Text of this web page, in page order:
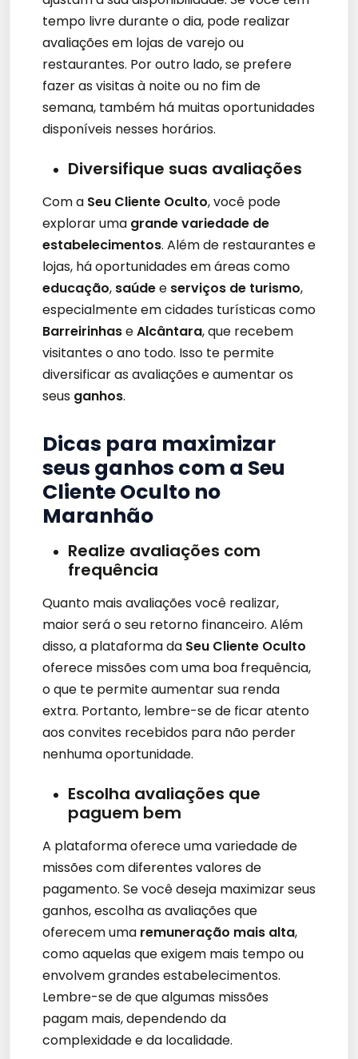
tempo livre durante o dia, pode realizar
avaliações em lojas de varejo ou
restaurantes. Por outro lado, se prefere
fazer as visitas à noite ou no fim de
semana, também há muitas oportunidades
disponíveis nesses horários.
Diversifique suas avaliações
Com a Seu Cliente Oculto, você pode
explorar uma grande variedade de
estabelecimentos. Além de restaurantes e
lojas, há oportunidades em áreas como
educação, saúdee serviços de turismo,
especialmente em cidades turísticas como
BarreirinhaseAlcântara, que recebem
visitantes o ano todo. Isso te permite
diversificar as avaliações e aumentar os
seus ganhos.
Dicas para maximizar
seus ganhos com a Seu
Cliente Oculto no
Maranhão
Realize avaliações com
frequência
Quanto mais avaliações você realizar,
maior será o seu retorno financeiro. Além
disso, a plataforma da Seu Cliente Oculto
oferece missões com uma boa frequência,
o que te permite aumentar sua renda
extra. Portanto, lembre-se de ficar atento
aos convites recebidos para não perder
nenhuma oportunidade.
Escolha avaliações que
paguem bem
A plataforma oferece uma variedade de
missões com diferentes valores de
pagamento. Se você deseja maximizar seus
ganhos, escolha as avaliações que
oferecem uma remuneração mais alta,
como aquelas que exigem mais tempo ou
envolvem grandes estabelecimentos.
Lembre-se de que algumas missões
pagam mais, dependendo da
complexidade e da localidade.